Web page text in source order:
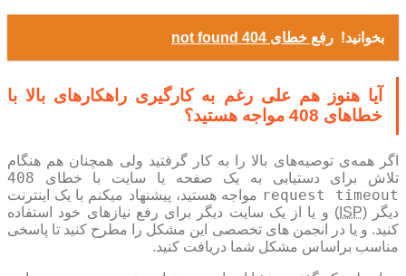
بخوانید! رفع خطای 404 not found
آیا هنوز هم علی رغم به کارگیری راهکارهای بالا با
خطاهای 408 مواجه هستید؟
اگر همه‌ی توصیه‌های بالا را به کار گرفتید ولی همچنان هم هنگام
تلاش برای دستیابی به یک صفحه یا سایت با خطای 408
request timeout مواجه هستید، پیشنهاد میکنم با یک اینترنت
دیگر (ISP) و یا از یک سایت دیگر برای رفع نیازهای خود استفاده
کنید. و یا در انجمن های تخصصی این مشکل را مطرح کنید تا پاسخی
مناسب براساس مشکل شما دریافت کنید.